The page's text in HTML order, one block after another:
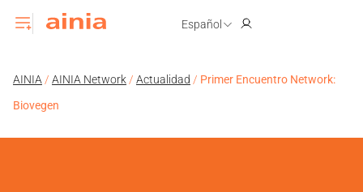
Español
AINIA / AINIA Network / Actualidad / Primer Encuentro Network:
Biovegen